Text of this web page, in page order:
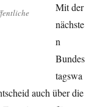
Mit der
nächste
n
Bundes
tagswa
auch über die